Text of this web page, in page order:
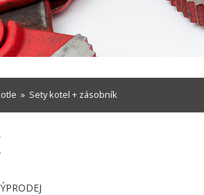
» Sety kotel + zásobník